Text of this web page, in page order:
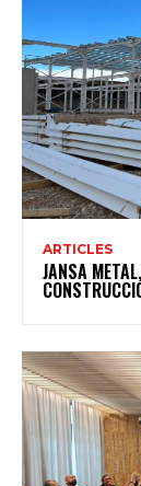
ARTICLES
JANSA